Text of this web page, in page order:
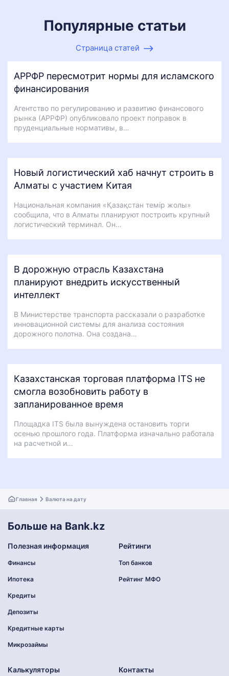
Популярные статьи
Страница статей
АРРФР пересмотрит нормы для исламского
финансирования
Агентство по регулированию и развитию финансового
рынка (АРРФР) опубликовало проект поправок в
пруденциальные нормативы, в…
Новый логистический хаб начнут строить в
Алматы с участием Китая
Национальная компания «Қазақстан темір жолы»
сообщила, что в Алматы планируют построить крупный
логистический терминал. Он…
В дорожную отрасль Казахстана
планируют внедрить искусственный
интеллект
В Министерстве транспорта рассказали о разработке
инновационной системы для анализа состояния
дорожного полотна. Она создана…
Казахстанская торговая платформа ITS не
смогла возобновить работу в
запланированное время
Площадка ITS была вынуждена остановить торги
осенью прошлого года. Платформа изначально работала
на расчетной и…
Главная Валюта на дату
Больше на Bank.kz
Полезная информация
Финансы
Ипотека
Кредиты
Депозиты
Кредитные карты
Микрозаймы
Рейтинги
Топ банков
Рейтинг МФО
Калькуляторы Контакты